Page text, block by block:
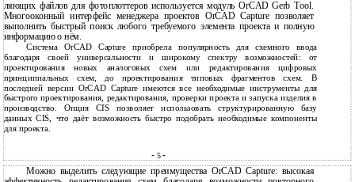
ляющих файлов для фотоплоттеров используется модуль OrCAD Gerb Tool.
Многооконный интерфейс менеджера проектов OrCAD Capture позволяет
выполнить быстрый поиск любого требуемого элемента проекта и полную
информацию о нём.
Система OrCAD Capture приобрела популярность для схемного ввода
благодаря своей универсальности и широкому спектру возможностей: от
проектирования новых аналоговых схем или редактирования цифровых
принципиальных схем, до проектирования типовых фрагментов схем. В
последней версии OrCAD Capture имеются все необходимые инструменты для
быстрого проектирования, редактирования, проверки проекта и запуска изделия в
производство. Опция CIS позволяет использовать структурированную базу
данных CIS, что даёт возможность быстро подобрать необходимые компоненты
для проекта.
- 5-
Можно выделить следующие преимущества OrCAD Capture: высокая